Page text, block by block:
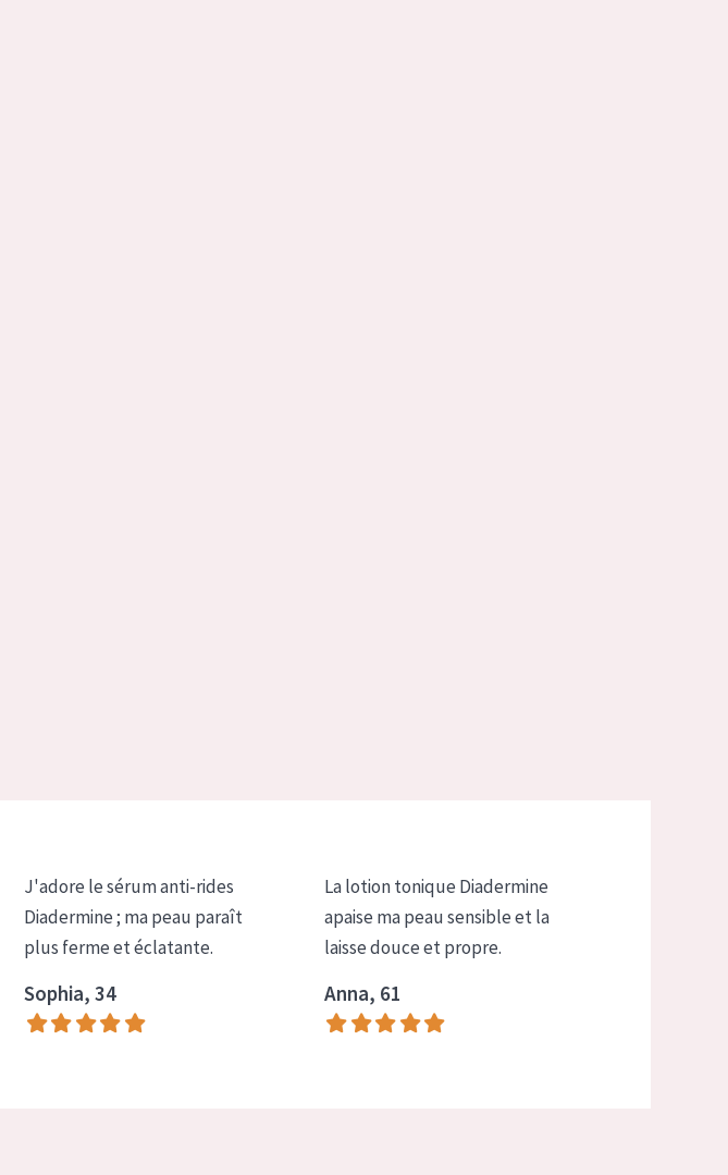
J'adore le sérum anti-rides
Diadermine ; ma peau paraît
plus ferme et éclatante.
Sophia, 34
La lotion tonique Diadermine
apaise ma peau sensible et la
laisse douce et propre.
Anna, 61